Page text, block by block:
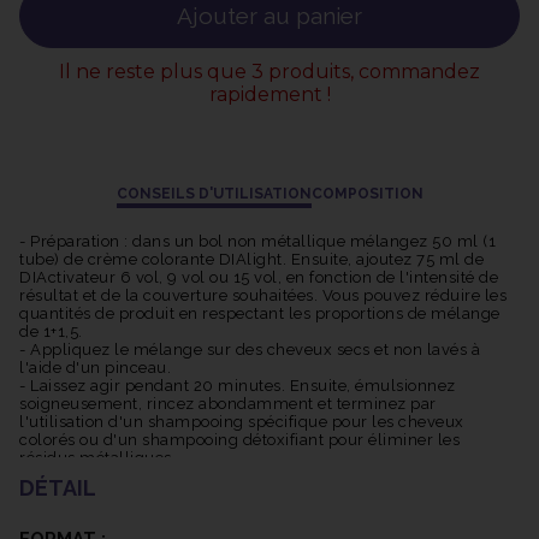
Grâce à sa technologie pH Acide exclusive, Dialight offre une
couleur longue tenue, des cheveux deux fois plus brillants et
sensibilise les cheveux. De plus, sa texture fluide facilite son
économie d'eau pouvant atteindre 33% grâce à un rinçage plus
facile. De plus, une quantité réduite de produit, pouvant aller
jusqu'à 15% de moins par application, est nécessaire.
Ajouter au panier
Il ne reste plus que 3 produits, commandez
rapidement !
CONSEILS D'UTILISATION COMPOSITION
- Préparation : dans un bol non métallique mélangez 50 ml (1
tube) de crème colorante DIAlight. Ensuite, ajoutez 75 ml de
DIActivateur 6 vol, 9 vol ou 15 vol, en fonction de l'intensité de
résultat et de la couverture souhaitées. Vous pouvez réduire les
quantités de produit en respectant les proportions de mélange
de 1+1,5.
- Appliquez le mélange sur des cheveux secs et non lavés à
l'aide d'un pinceau.
- Laissez agir pendant 20 minutes. Ensuite, émulsionnez
soigneusement, rincez abondamment et terminez par
l'utilisation d'un shampooing spécifique pour les cheveux
colorés ou d'un shampooing détoxifiant pour éliminer les
résidus métalliques.
- Applications techniques :
naturelle : appliquez sur des cheveux essorés le jour où vous
DÉTAIL